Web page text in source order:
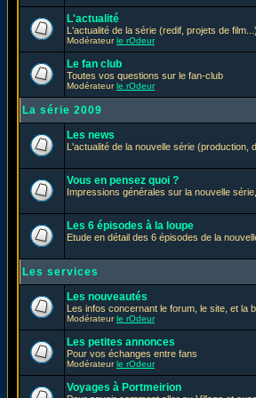
L'actualité
L'actualité de la série (redif, projets de
Modérateurle rOdeur
Le fan club
Toutes vos questions sur le fan-club
Modérateurle rOdeur
La série 2009
Les news
L'actualité de la nouvelle série (production,
Vous en pensez quoi ?
Impressions générales sur la nouvelle
Les 6 épisodes à la loupe
Etude en détail des 6 épisodes de la
Les services
Les nouveautés
Les infos concernant le forum, le site, et la
Modérateurle rOdeur
Les petites annonces
Pour vos échanges entre fans
Modérateurle rOdeur
Voyages à Portmeirion